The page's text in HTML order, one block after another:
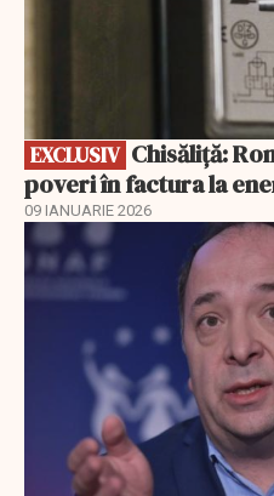
EXCLUSIV
poveri în factura la
09 IANUARIE 2026